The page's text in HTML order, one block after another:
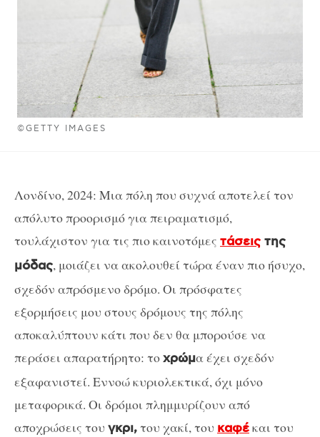
©GETTY IMAGES
Λονδίνο, 2024: Μια πόλη που συχνά αποτελεί τον
απόλυτο προορισμό για πειραματισμό,
τουλάχιστον για τις πιο καινοτόμες τάσεις της
μόδας, μοιάζει να ακολουθεί τώρα έναν πιο ήσυχο,
σχεδόν απρόσμενο δρόμο. Οι πρόσφατες
εξορμήσεις μου στους δρόμους της πόλης
αποκαλύπτουν κάτι που δεν θα μπορούσε να
περάσει απαρατήρητο: τοχρώμα έχει σχεδόν
εξαφανιστεί. Εννοώ κυριολεκτικά, όχι μόνο
μεταφορικά. Οι δρόμοι πλημμυρίζουν από
αποχρώσεις του γκρι,του χακί, του καφέκαι του